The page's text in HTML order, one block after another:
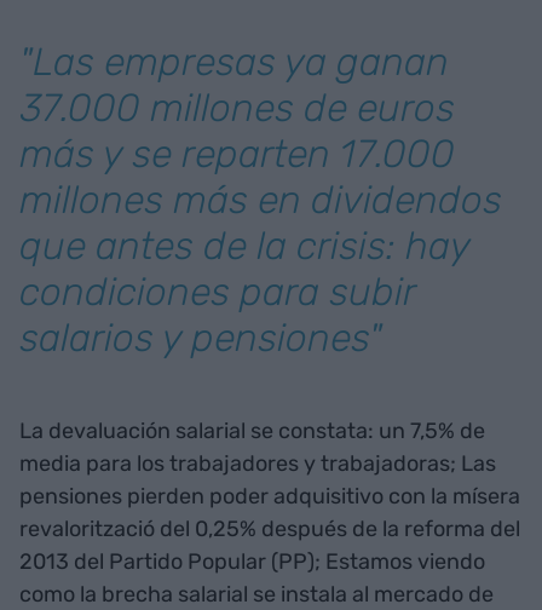
"Las empresas ya ganan
37.000 millones de euros
más y se reparten 17.000
millones más en dividendos
que antes de la crisis: hay
condiciones para subir
salarios y pensiones"
La devaluación salarial se constata: un 7,5% de
media para los trabajadores y trabajadoras; Las
pensiones pierden poder adquisitivo con la mísera
revalorització del 0,25% después de la reforma del
2013 del Partido Popular (PP); Estamos viendo
como la brecha salarial se instala al mercado de